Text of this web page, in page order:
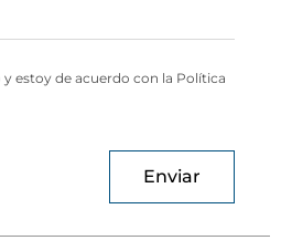
estoy de acuerdo con la Política
Enviar